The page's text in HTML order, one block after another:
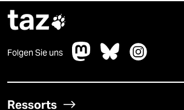
taz
Folgen Sie uns
Ressorts